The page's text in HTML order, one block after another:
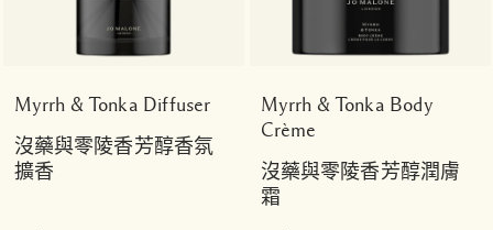
Myrrh & Tonka Diffuser
沒藥與零陵香芳醇香氛
擴香
Myrrh & Tonka Body
Crème
沒藥與零陵香芳醇潤膚
霜